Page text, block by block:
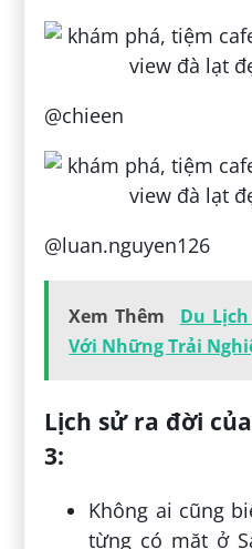
@chieen
@luan.nguyen126
Xem Thêm
Du
Với Những Trải
Lịch sử ra đời
3:
Không ai cũng
từng có mặt ở